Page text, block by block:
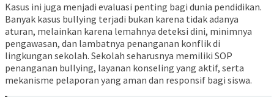
Kasus ini juga menjadi evaluasi penting bagi dunia pendidikan.
Banyak kasus bullying terjadi bukan karena tidak adanya
aturan, melainkan karena lemahnya deteksi dini, minimnya
pengawasan, dan lambatnya penanganan konflik di
lingkungan sekolah. Sekolah seharusnya memiliki SOP
penanganan bullying, layanan konseling yang aktif, serta
mekanisme pelaporan yang aman dan responsif bagi siswa.